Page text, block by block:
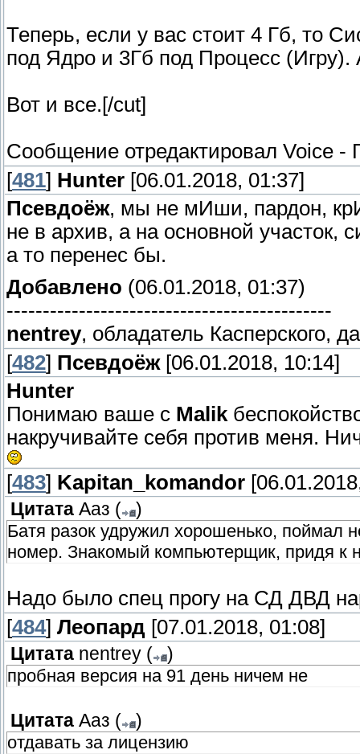
Теперь, если у вас стоит 4 Гб, то
под Ядро и 3Гб под Процесс
Вот и все.[/cut]
Сообщение отредактировал Voice -
[481] Hunter [06.01.2018, 01:37]
Псевдоёж, мы не мИши, пардон,
не в архив, а на основной
а то перенес бы.
Добавлено (06.01.2018, 01:37)
---------------------------------------------
nentrey, обладатель Касперского,
[482] Псевдоёж[06.01.2018, 10:14]
Hunter
Понимаю ваше с Malik
накручивайте себя против меня.
[483] Kapitan_komandor
Цитата Ааз (
)
Батя разок удружил хорошенько, поймал
номер. Знакомый компьютерщик, придя к
Надо было спец прогу на СД ДВД
[484] Леопард [07.01.2018, 01:08]
Цитата nentrey (
)
пробная версия на 91 день ничем не
Цитата Ааз (
)
отдавать за лицензию